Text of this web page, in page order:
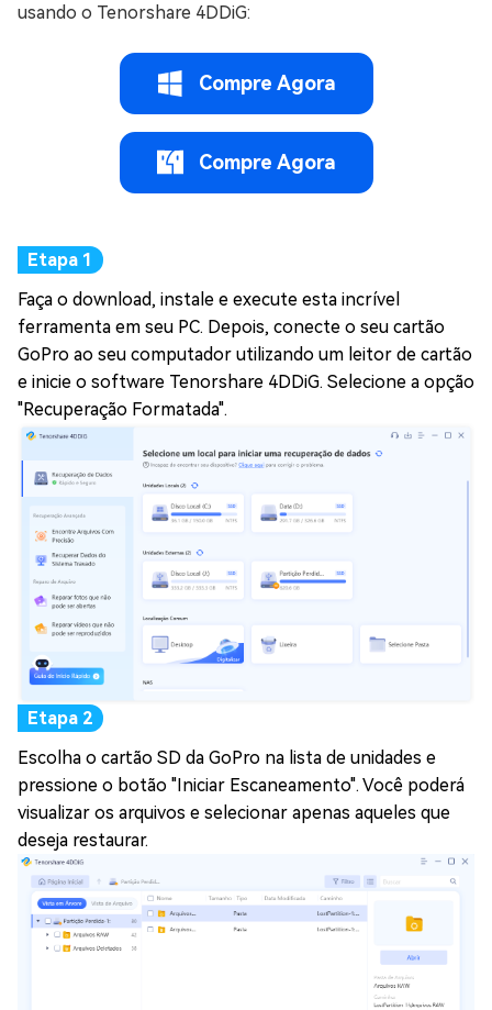
usando o Tenorshare 4DDiG:
Compre Agora
Compre Agora
Faça o download, instale e execute esta incrível
ferramenta em seu PC. Depois, conecte o seu cartão
GoPro ao seu computador utilizando um leitor de cartão
e inicie o software Tenorshare 4DDiG. Selecione a opção
"Recuperação Formatada".
Escolha o cartão SD da GoPro na lista de unidades e
pressione o botão "Iniciar Escaneamento". Você poderá
visualizar os arquivos e selecionar apenas aqueles que
deseja restaurar.